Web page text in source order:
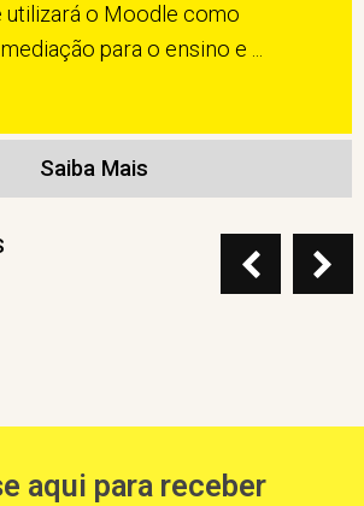
utilizará o Moodle como
para o ensino e ...
Saiba Mais
aqui para receber